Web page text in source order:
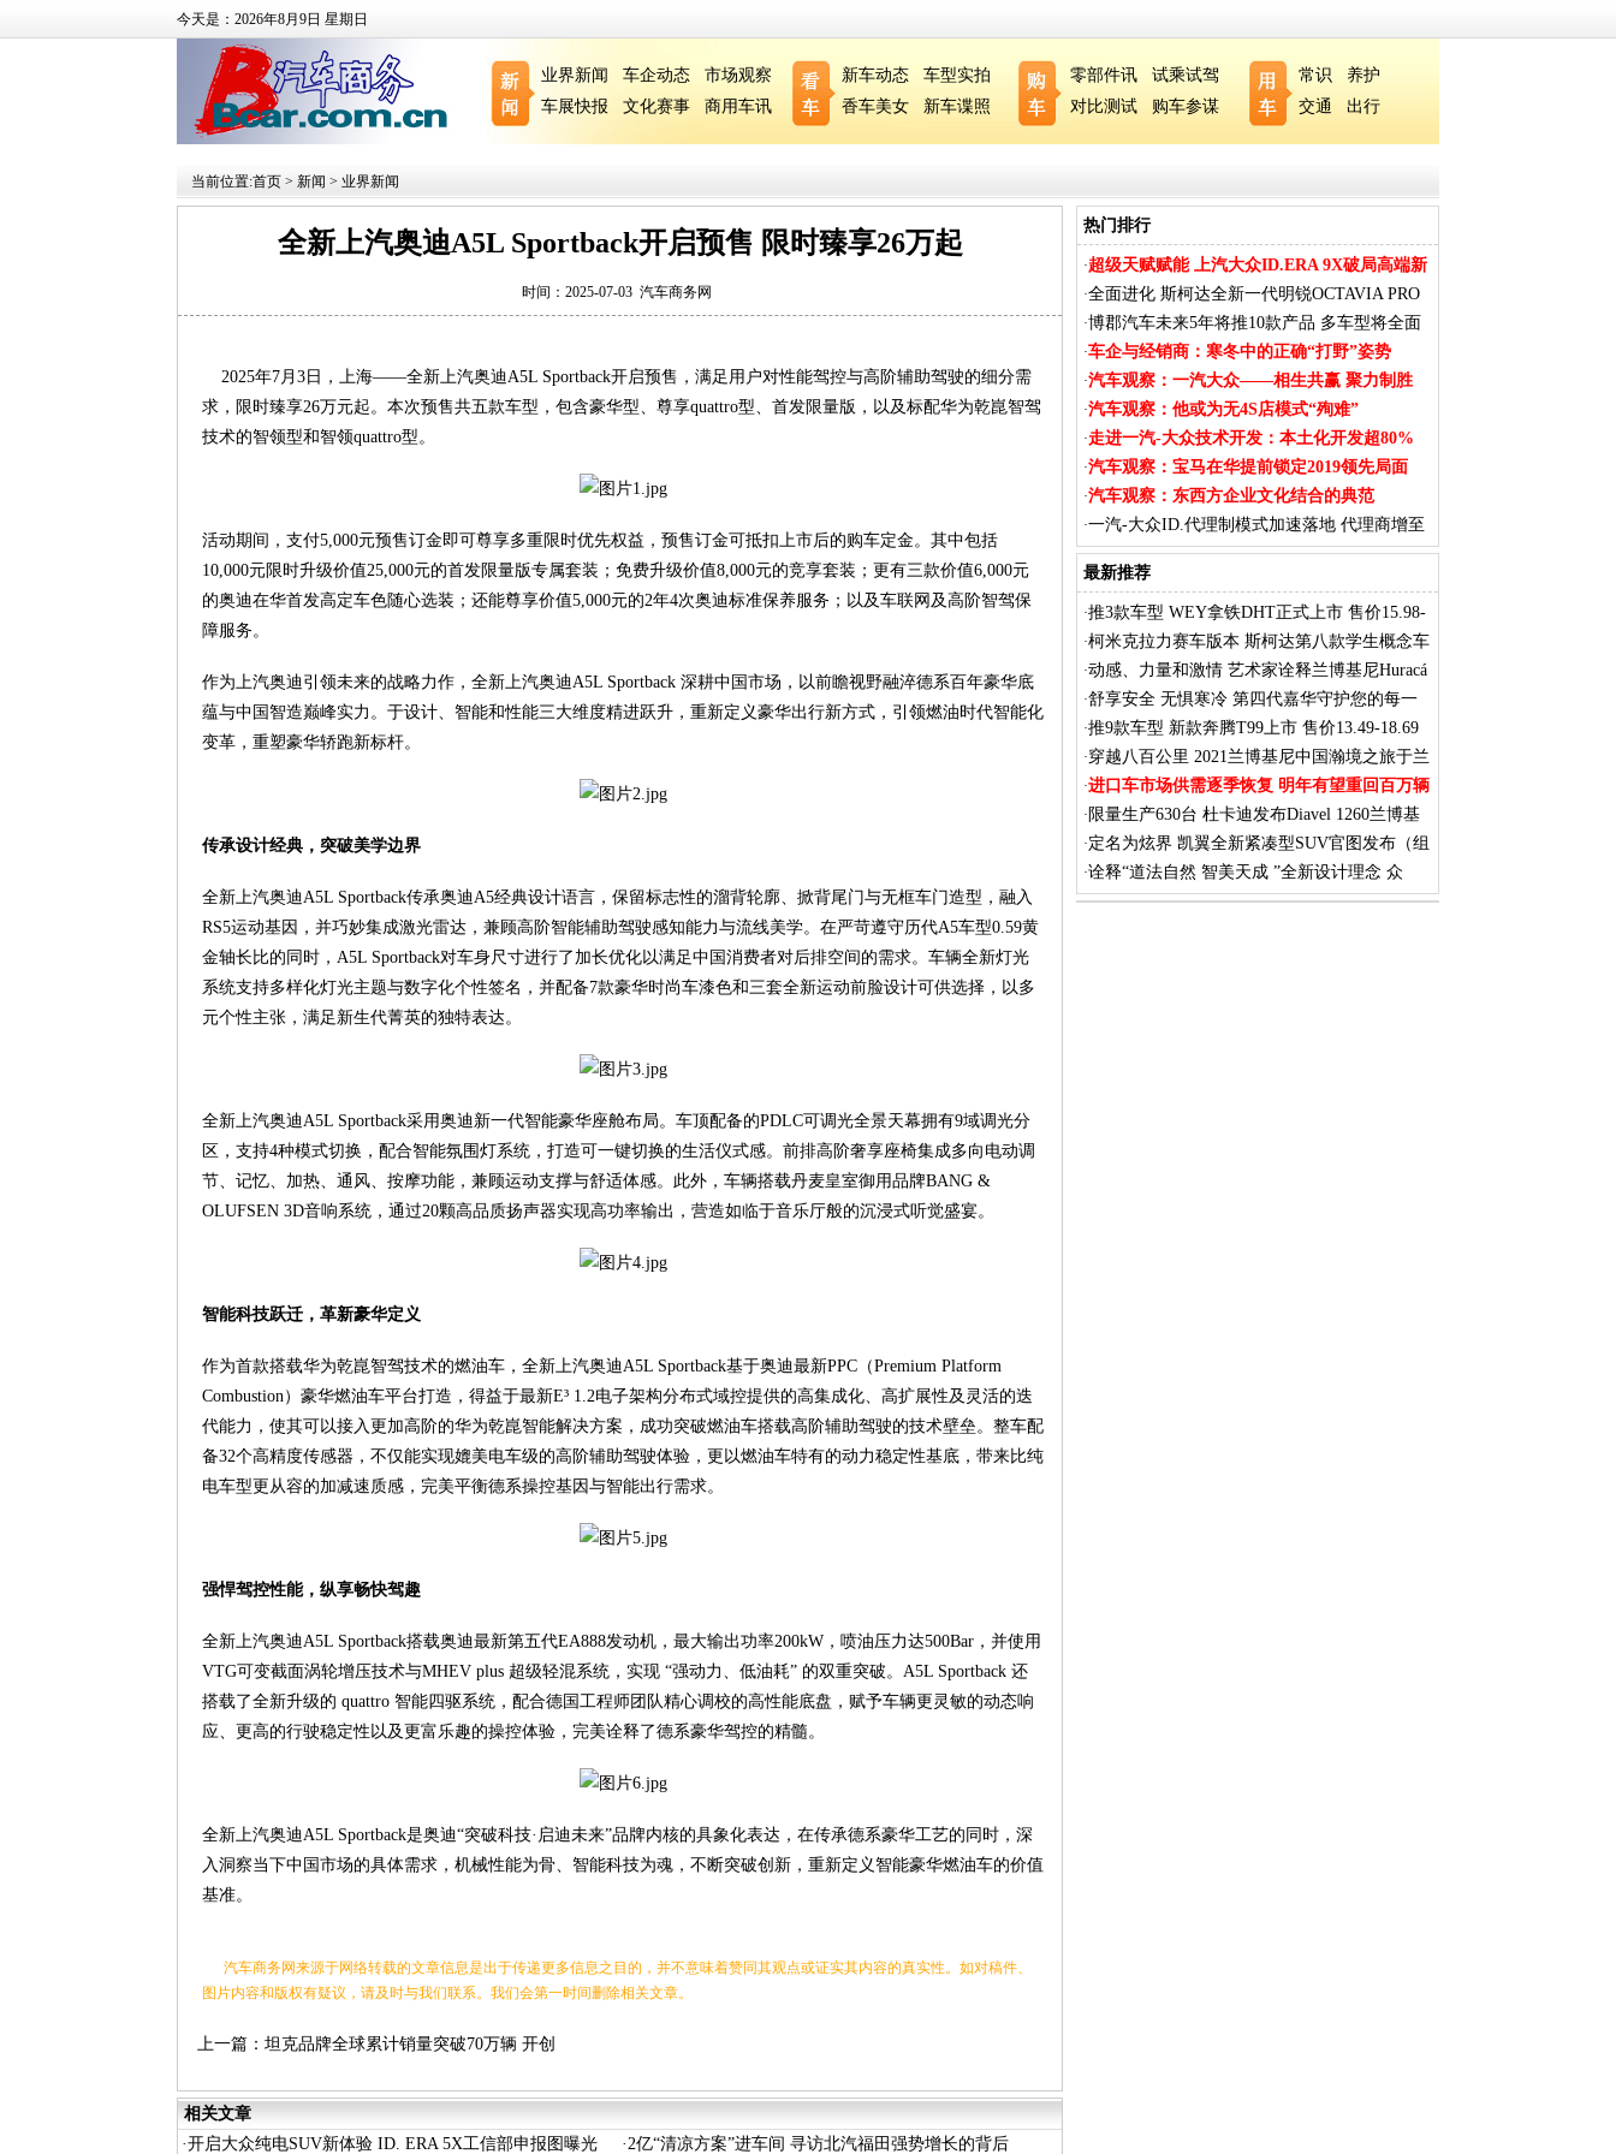
今天是：2026年8月9日 星期日
业界新闻 车企动态
市场观察
车展快报
文化赛事 商用车讯
新车动态
车型实拍
香车美女
新车谍照
零部件讯
试乘试驾
对比测试
购车参谋
常识
养护
交通
出行
当前位置:首页 > 新闻 > 业界新闻
全新上汽奥迪A5L Sportback开启预售 限时臻享26万起
时间：2025-07-03 汽车商务网
2025年7月3日，上海——全新上汽奥迪A5L Sportback开启预售，满足用户对性能驾控与高阶辅助驾驶的细分需
求，限时臻享26万元起。本次预售共五款车型，包含豪华型、尊享quattro型、首发限量版，以及标配华为乾崑智驾
技术的智领型和智领quattro型。
活动期间，支付5,000元预售订金即可尊享多重限时优先权益，预售订金可抵扣上市后的购车定金。其中包括
10,000元限时升级价值25,000元的首发限量版专属套装；免费升级价值8,000元的竞享套装；更有三款价值6,000元
的奥迪在华首发高定车色随心选装；还能尊享价值5,000元的2年4次奥迪标准保养服务；以及车联网及高阶智驾保
障服务。
作为上汽奥迪引领未来的战略力作，全新上汽奥迪A5L Sportback 深耕中国市场，以前瞻视野融淬德系百年豪华底
蕴与中国智造巅峰实力。于设计、智能和性能三大维度精进跃升，重新定义豪华出行新方式，引领燃油时代智能化
变革，重塑豪华轿跑新标杆。
传承设计经典，突破美学边界
全新上汽奥迪A5L Sportback传承奥迪A5经典设计语言，保留标志性的溜背轮廓、掀背尾门与无框车门造型，融入
RS5运动基因，并巧妙集成激光雷达，兼顾高阶智能辅助驾驶感知能力与流线美学。在严苛遵守历代A5车型0.59黄
金轴长比的同时，A5L Sportback对车身尺寸进行了加长优化以满足中国消费者对后排空间的需求。车辆全新灯光
系统支持多样化灯光主题与数字化个性签名，并配备7款豪华时尚车漆色和三套全新运动前脸设计可供选择，以多
元个性主张，满足新生代菁英的独特表达。
全新上汽奥迪A5L Sportback采用奥迪新一代智能豪华座舱布局。车顶配备的PDLC可调光全景天幕拥有9域调光分
区，支持4种模式切换，配合智能氛围灯系统，打造可一键切换的生活仪式感。前排高阶奢享座椅集成多向电动调
节、记忆、加热、通风、按摩功能，兼顾运动支撑与舒适体感。此外，车辆搭载丹麦皇室御用品牌BANG &
OLUFSEN 3D音响系统，通过20颗高品质扬声器实现高功率输出，营造如临于音乐厅般的沉浸式听觉盛宴。
智能科技跃迁，革新豪华定义
作为首款搭载华为乾崑智驾技术的燃油车，全新上汽奥迪A5L Sportback基于奥迪最新PPC（Premium Platform
Combustion）豪华燃油车平台打造，得益于最新E³ 1.2电子架构分布式域控提供的高集成化、高扩展性及灵活的迭
代能力，使其可以接入更加高阶的华为乾崑智能解决方案，成功突破燃油车搭载高阶辅助驾驶的技术壁垒。整车配
备32个高精度传感器，不仅能实现媲美电车级的高阶辅助驾驶体验，更以燃油车特有的动力稳定性基底，带来比纯
电车型更从容的加减速质感，完美平衡德系操控基因与智能出行需求。
强悍驾控性能，纵享畅快驾趣
全新上汽奥迪A5L Sportback搭载奥迪最新第五代EA888发动机，最大输出功率200kW，喷油压力达500Bar，并使用
VTG可变截面涡轮增压技术与MHEV plus 超级轻混系统，实现 “强动力、低油耗” 的双重突破。A5L Sportback 还
搭载了全新升级的 quattro 智能四驱系统，配合德国工程师团队精心调校的高性能底盘，赋予车辆更灵敏的动态响
应、更高的行驶稳定性以及更富乐趣的操控体验，完美诠释了德系豪华驾控的精髓。
全新上汽奥迪A5L Sportback是奥迪“突破科技·启迪未来”品牌内核的具象化表达，在传承德系豪华工艺的同时，深
入洞察当下中国市场的具体需求，机械性能为骨、智能科技为魂，不断突破创新，重新定义智能豪华燃油车的价值
基准。
汽车商务网来源于网络转载的文章信息是出于传递更多信息之目的，并不意味着赞同其观点或证实其内容的真实性。如对稿件、
图片内容和版权有疑议，请及时与我们联系。我们会第一时间删除相关文章。
上一篇： 坦克品牌全球累计销量突破70万辆 开创
相关文章
·开启大众纯电SUV新体验 ID. ERA 5X工信部申报图曝光 ·2亿“清凉方案”进车间 寻访北汽福田强势增长的背后
热门排行
·超级天赋赋能 上汽大众ID.ERA 9X破局高端新
能
·全面进化 斯柯达全新一代明锐OCTAVIA PRO
内饰
·博郡汽车未来5年将推10款产品 多车型将全面
覆
·车企与经销商：寒冬中的正确“打野”姿势
·汽车观察：一汽大众——相生共赢 聚力制胜
·汽车观察：他或为无4S店模式“殉难”
·走进一汽-大众技术开发：本土化开发超80%
·汽车观察：宝马在华提前锁定2019领先局面
·汽车观察：东西方企业文化结合的典范
·一汽-大众ID.代理制模式加速落地 代理商增至
7
最新推荐
·推3款车型 WEY拿铁DHT正式上市 售价15.98-
17.
·柯米克拉力赛车版本 斯柯达第八款学生概念车
·动感、力量和激情 艺术家诠释兰博基尼Huracá
·舒享安全 无惧寒冷 第四代嘉华守护您的每一
次
·推9款车型 新款奔腾T99上市 售价13.49-18.69
·穿越八百公里 2021兰博基尼中国瀚境之旅于兰
·进口车市场供需逐季恢复 明年有望重回百万辆
· 限量生产630台 杜卡迪发布Diavel 1260兰博基
·定名为炫界 凯翼全新紧凑型SUV官图发布（组
图）
·诠释“道法自然 智美天成 ”全新设计理念 众